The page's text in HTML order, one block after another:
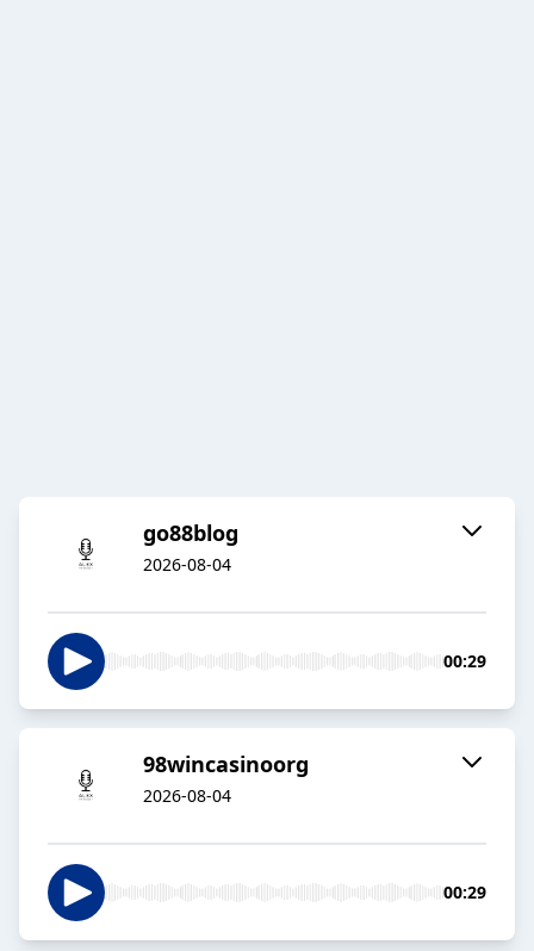
go88blog
2026-08-04
00:29
98wincasinoorg
2026-08-04
00:29